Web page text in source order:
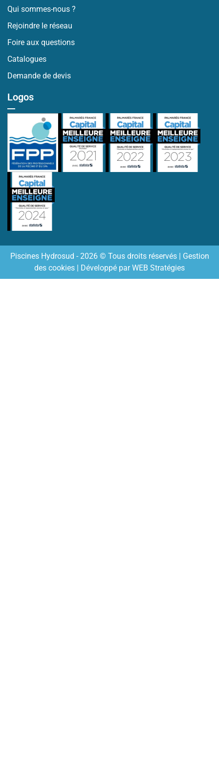
Qui sommes-nous ?
Rejoindre le réseau
Foire aux questions
Catalogues
Demande de devis
Logos
Piscines Hydrosud - 2026 © Tous droits réservés | Gestion
des cookies | Développé parWEB Stratégies